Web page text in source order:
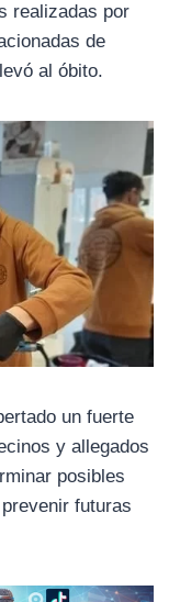
realizadas por
de
al óbito.
un fuerte
y allegados
posibles
futuras